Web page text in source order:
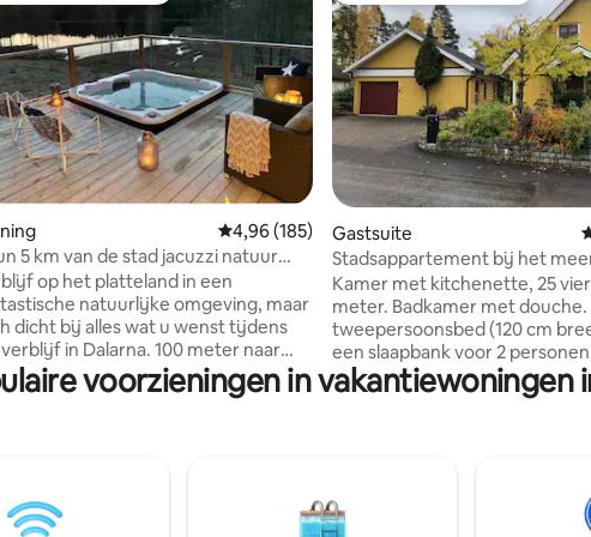
van 5 uit 5, 100 recensiesGemiddelde beoordeling van 4,96 uit 5, 185
4,96 (185)
5 km van de stad jacuzzi natuur
uitzicht op het meer
op het platteland in een
natuurlijke omgeving, maar
dicht bij alles wat u wenst tijdens
in Dalarna. 100 meter naar
naar een klein meer. Goed om
- 3 km naar de dichtstbijzijnde
- 9 km naar
(slalom) - 20 km naar het
Gastsuite
Stadsappartement bij het
Kamer met kitchenette, 25
meter. Badkamer met douche.
tweepersoonsbed (120 cm
een slaapbank voor 2
accommodatie is geschikt
2 volwassenen, maar er is ook
Handdoeken en beddengoed
voorzieningen in vakantiewoningen